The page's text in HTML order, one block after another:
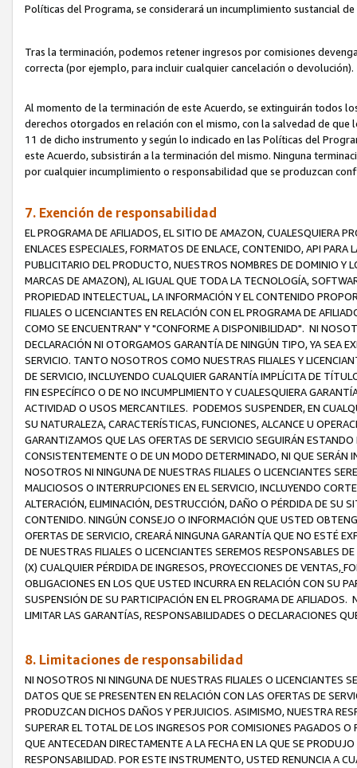
Políticas del Programa, se considerará un incumplimiento sustancial
Tras la terminación, podemos retener ingresos por comisiones
correcta (por ejemplo, para incluir cualquier cancelación o devolución).
Al momento de la terminación de este Acuerdo, se extinguirán todos
derechos otorgados en relación con el mismo, con la salvedad de
11 de dicho instrumento y según lo indicado en las Políticas del
este Acuerdo, subsistirán a la terminación del mismo. Ninguna
por cualquier incumplimiento o responsabilidad que se produzcan
7. Exención de responsabilidad
EL PROGRAMA DE AFILIADOS, EL SITIO DE AMAZON, CUALESQUIERA
ENLACES ESPECIALES, FORMATOS DE ENLACE, CONTENIDO, API
PUBLICITARIO DEL PRODUCTO, NUESTROS NOMBRES DE DOMINIO Y
MARCAS DE AMAZON), AL IGUAL QUE TODA LA TECNOLOGÍA,
PROPIEDAD INTELECTUAL, LA INFORMACIÓN Y EL CONTENIDO
FILIALES O LICENCIANTES EN RELACIÓN CON EL PROGRAMA DE
COMO SE ENCUENTRAN" Y "CONFORME A DISPONIBILIDAD". NI
DECLARACIÓN NI OTORGAMOS GARANTÍA DE NINGÚN TIPO, YA SEA
SERVICIO. TANTO NOSOTROS COMO NUESTRAS FILIALES Y
DE SERVICIO, INCLUYENDO CUALQUIER GARANTÍA IMPLÍCITA DE
FIN ESPECÍFICO O DE NO INCUMPLIMIENTO Y CUALESQUIERA
ACTIVIDAD O USOS MERCANTILES. PODEMOS SUSPENDER, EN
SU NATURALEZA, CARACTERÍSTICAS, FUNCIONES, ALCANCE U
GARANTIZAMOS QUE LAS OFERTAS DE SERVICIO SEGUIRÁN
CONSISTENTEMENTE O DE UN MODO DETERMINADO, NI QUE SERÁN
NOSOTROS NI NINGUNA DE NUESTRAS FILIALES O LICENCIANTES
MALICIOSOS O INTERRUPCIONES EN EL SERVICIO, INCLUYENDO
ALTERACIÓN, ELIMINACIÓN, DESTRUCCIÓN, DAÑO O PÉRDIDA DE SU
CONTENIDO. NINGÚN CONSEJO O INFORMACIÓN QUE USTED
OFERTAS DE SERVICIO, CREARÁ NINGUNA GARANTÍA QUE NO ESTÉ
DE NUESTRAS FILIALES O LICENCIANTES SEREMOS RESPONSABLES
(X) CUALQUIER PÉRDIDA DE INGRESOS, PROYECCIONES DE VENTAS,
OBLIGACIONES EN LOS QUE USTED INCURRA EN RELACIÓN CON SU
SUSPENSIÓN DE SU PARTICIPACIÓN EN EL PROGRAMA DE
LIMITAR LAS GARANTÍAS, RESPONSABILIDADES O DECLARACIONES
8. Limitaciones de responsabilidad
NI NOSOTROS NI NINGUNA DE NUESTRAS FILIALES O LICENCIANTES
DATOS QUE SE PRESENTEN EN RELACIÓN CON LAS OFERTAS DE
PRODUZCAN DICHOS DAÑOS Y PERJUICIOS. ASIMISMO, NUESTRA
SUPERAR EL TOTAL DE LOS INGRESOS POR COMISIONES PAGADOS
QUE ANTECEDAN DIRECTAMENTE A LA FECHA EN LA QUE SE
RESPONSABILIDAD. POR ESTE INSTRUMENTO, USTED RENUNCIA A